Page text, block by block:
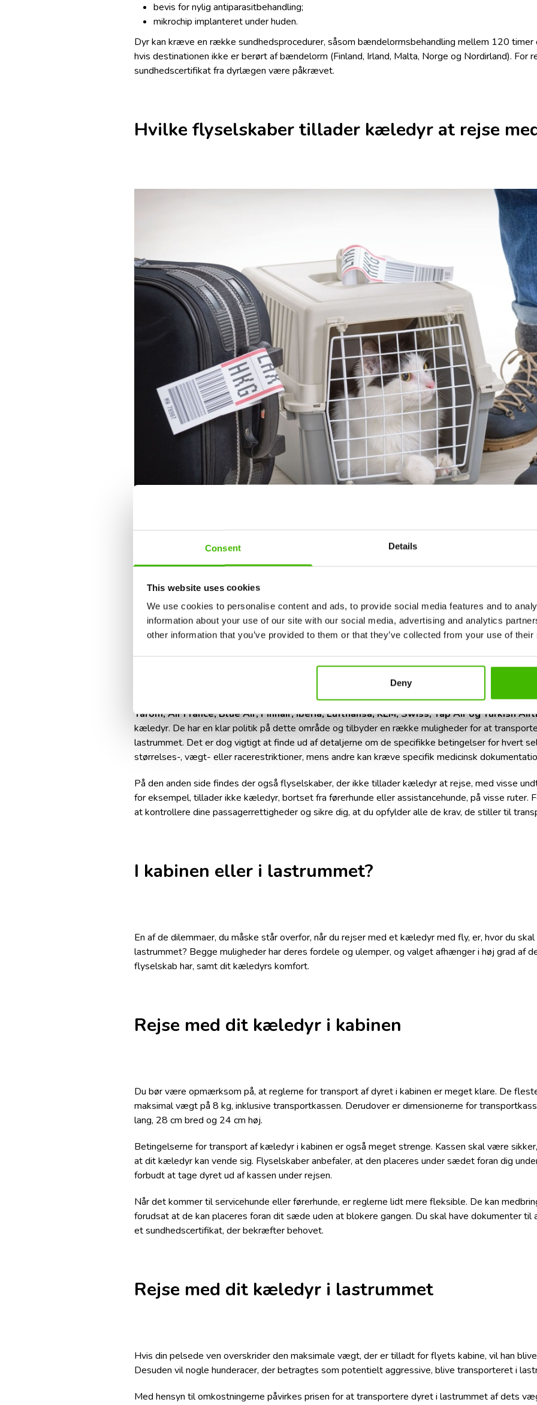
Consent Details
This website uses cookies
We use cookies to personalise content and ads, to provide social media features and to
information about your use of our site with our social media, advertising and analytics
other information that you’ve provided to them or that they’ve collected from your use of
Deny
bevis for nylig antiparasitbehandling;
mikrochip implanteret under huden.
Dyr kan kræve en række sundhedsprocedurer, såsom bændelormsbehandling mellem 120
hvis destinationen ikke er berørt af bændelorm (Finland, Irland, Malta, Norge og Nordirland). For
sundhedscertifikat fra dyrlægen være påkrævet.
Hvilke flyselskaber tillader kæledyr at rejse
hjemmearbejde og vælger et dyrevenligt flyselskab, kan rejsen gøres meget lettere.
Flyselskaber
Tarom, Air France, Blue Air, Finnair, Iberia, Lufthansa, KLM, Swiss, Tap Air og Turkish
kæledyr. De har en klar politik på dette område og tilbyder en række muligheder for at
lastrummet. Det er dog vigtigt at finde ud af detaljerne om de specifikke betingelser for hvert
størrelses-, vægt- eller racerestriktioner, mens andre kan kræve specifik medicinsk
På den anden side findes der også flyselskaber, der ikke tillader kæledyr at rejse, med visse
for eksempel, tillader ikke kæledyr, bortset fra førerhunde eller assistancehunde, på visse ruter.
at kontrollere dine passagerrettigheder og sikre dig, at du opfylder alle de krav, de stiller til
I kabinen eller i lastrummet?
En af de dilemmaer, du måske står overfor, når du rejser med et kæledyr med fly, er, hvor du
lastrummet? Begge muligheder har deres fordele og ulemper, og valget afhænger i høj grad af
flyselskab har, samt dit kæledyrs komfort.
Rejse med dit kæledyr i kabinen
Du bør være opmærksom på, at reglerne for transport af dyret i kabinen er meget klare. De
maksimal vægt på 8 kg, inklusive transportkassen. Derudover er dimensionerne for
lang, 28 cm bred og 24 cm høj.
Betingelserne for transport af kæledyr i kabinen er også meget strenge. Kassen skal være
at dit kæledyr kan vende sig. Flyselskaber anbefaler, at den placeres under sædet foran dig
forbudt at tage dyret ud af kassen under rejsen.
Når det kommer til servicehunde eller førerhunde, er reglerne lidt mere fleksible. De kan
forudsat at de kan placeres foran dit sæde uden at blokere gangen. Du skal have dokumenter til
et sundhedscertifikat, der bekræfter behovet.
Rejse med dit kæledyr i lastrummet
Hvis din pelsede ven overskrider den maksimale vægt, der er tilladt for flyets kabine, vil han
Desuden vil nogle hunderacer, der betragtes som potentielt aggressive, blive transporteret i
Med hensyn til omkostningerne påvirkes prisen for at transportere dyret i lastrummet af dets